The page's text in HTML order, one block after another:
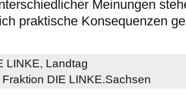
Meinungen
praktische Konsequenzen
LINKE, Landtag
Fraktion DIE LINKE.Sachsen